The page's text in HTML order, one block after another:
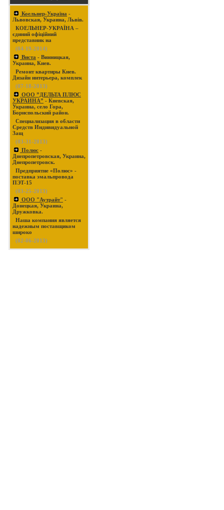
Коельнер-Україна -
Львовская, Украина, Львів.
КОЕЛЬНЕР-УКРАЇНА –
єдиний офіційний
представник на
(04-19-2014)
Виста - Винницкая,
Украина, Киев.
Ремонт квартиры Киев.
Дизайн интерьера, комплек
(07-18-2013)
ООО ”ДЕЛЬТА ПЛЮС
УКРАИНА” - Киевская,
Украина, село Гора,
Бориспольский район.
Специализация в области
Средств Индивидуальной
Защ
(03-31-2013)
Полюс -
Днепропетровская, Украина,
Днепропетровск.
Предприятие «Полюс» -
поставка эмальпровода
ПЭТ-15
(03-25-2013)
ООО "Аутрайт" -
Донецкая, Украина,
Дружковка.
Наша компания является
надежным поставщиком
широко
(02-06-2013)